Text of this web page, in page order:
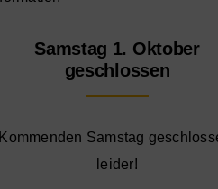
Samstag 1. Oktober
geschlossen
Kommenden Samstag
leider!